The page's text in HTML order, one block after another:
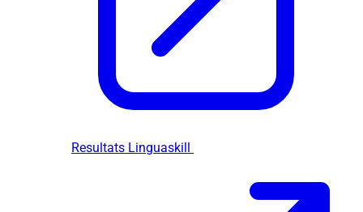
Resultats Linguaskill